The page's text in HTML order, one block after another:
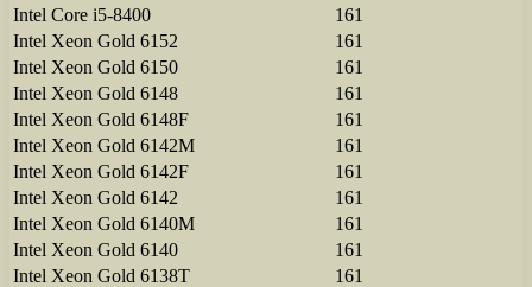
Intel Core i5-8400
161
Intel Xeon Gold 6152
161
Intel Xeon Gold 6150
161
Intel Xeon Gold 6148
161
Intel Xeon Gold 6148F
161
Intel Xeon Gold 6142M
161
Intel Xeon Gold 6142F
161
Intel Xeon Gold 6142
161
Intel Xeon Gold 6140M
161
Intel Xeon Gold 6140
161
Intel Xeon Gold 6138T
161